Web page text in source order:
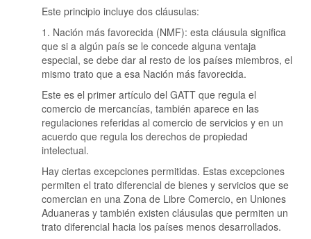
Este principio incluye dos cláusulas:
1. Nación más favorecida (NMF): esta cláusula significa
que si a algún país se le concede alguna ventaja
especial, se debe dar al resto de los países miembros, el
mismo trato que a esa Nación más favorecida.
Este es el primer artículo del GATT que regula el
comercio de mercancías, también aparece en las
regulaciones referidas al comercio de servicios y en un
acuerdo que regula los derechos de propiedad
intelectual.
Hay ciertas excepciones permitidas. Estas excepciones
permiten el trato diferencial de bienes y servicios que se
comercian en una Zona de Libre Comercio, en Uniones
Aduaneras y también existen cláusulas que permiten un
trato diferencial hacia los países menos desarrollados.